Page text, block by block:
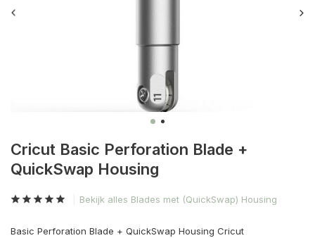
Cricut Basic Perforation Blade +
QuickSwap Housing
Bekijk alles Blades met (QuickSwap) Housing
Basic Perforation Blade + QuickSwap Housing Cricut